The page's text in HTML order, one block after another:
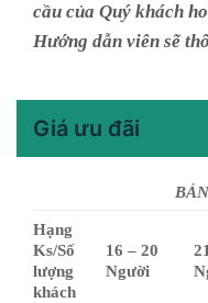
cầu của Quý khách
Hướng dẫn viên sẽ
Giá ưu đãi
Hạng
Ks/Số
lượng
khách
16 – 20
Người